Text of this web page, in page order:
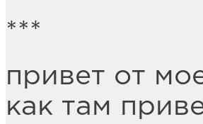
***
привет от
как там